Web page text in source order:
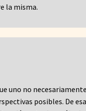
la misma.
uno no
posibles. De